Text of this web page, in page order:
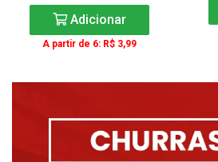
Adicionar
A partir de 6: R$ 3,99